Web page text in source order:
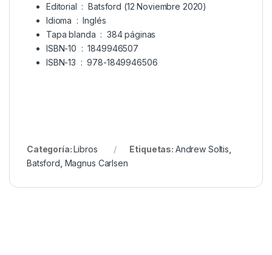
Editorial ‏ : ‎Batsford (12 Noviembre 2020)
Idioma ‏ : ‎Inglés
Tapa blanda ‏ : ‎ 384 páginas
ISBN-10 ‏ : ‎1849946507
ISBN-13 ‏ : ‎978-1849946506
Categoría:Libros Etiquetas: Andrew Soltis
Batsford Magnus Carlsen